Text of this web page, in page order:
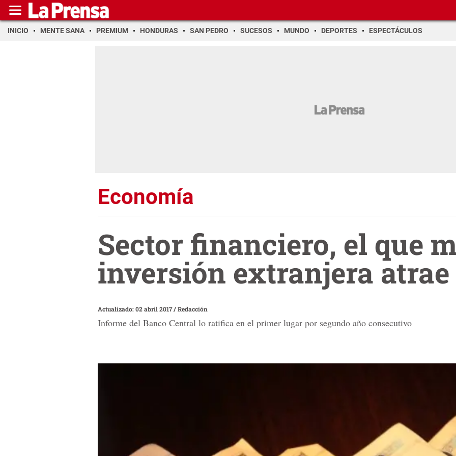
INICIO MENTE SANA PREMIUM HONDURAS SAN PEDRO SUCESOS MUNDO DEPORTES ESPECTÁCULOS
Economía
Sector financiero, el que
inversión extranjera atrae
Actualizado: 02 abril 2017/Redacción
Informe del Banco Central lo ratifica en el primer lugar por segundo año consecutivo